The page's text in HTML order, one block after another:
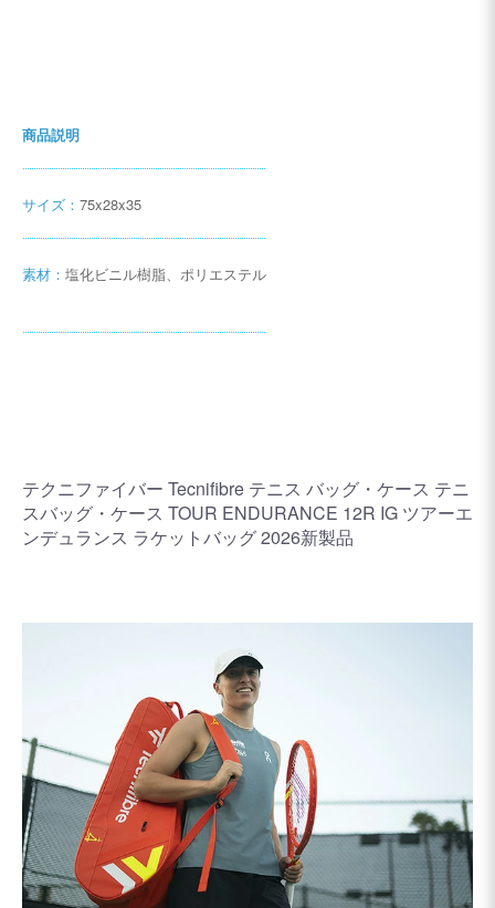
商品説明
サイズ： 75x28x35
素材： 塩化ビニル樹脂、ポリエステル
テクニファイバー Tecnifibre テニス バッグ・ケース テニ
スバッグ・ケース TOUR ENDURANCE 12R IG ツアーエ
ンデュランス ラケットバッグ 2026新製品